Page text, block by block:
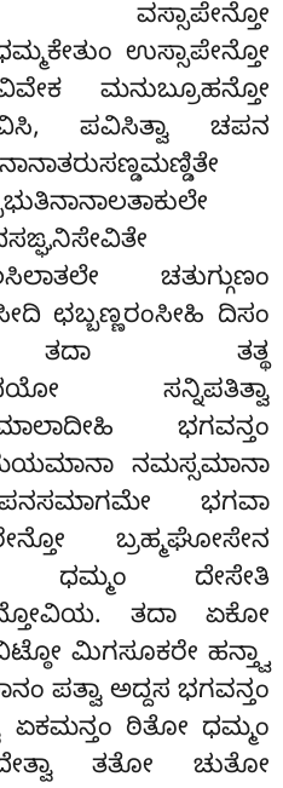
ವಸ್ಸಾಪೇನ್ತೋ
ಉಸ್ಸಾಪೇನ್ತೋ
ಮನುಬ್ರೂಹನ್ತೋ
ಪವಿಸಿತ್ವಾ ಚಪನ
ಚತುಗ್ಗುಣಂ
ಛಬ್ಬಣ್ಣರಂಸೀಹಿ ದಿಸಂ
ತದಾ ತತ್ಥ
ಸನ್ನಿಪತಿತ್ವಾ
ಭಗವನ್ತಂ
ನಮಸ್ಸಮಾನಾ
ಭಗವಾ
ಬ್ರಹ್ಮಘೋಸೇನ
ಧಮ್ಮಂ ದೇಸೇತಿ
ತದಾ ಏಕೋ
ಮಿಗಸೂಕರೇ ಹನ್ತ್ವಾ
ಪತ್ವಾ ಅದ್ದಸ ಭಗವನ್ತಂ
ಏಕಮನ್ತಂ ಠಿತೋ ಧಮ್ಮಂ
ತತೋ ಚುತೋ